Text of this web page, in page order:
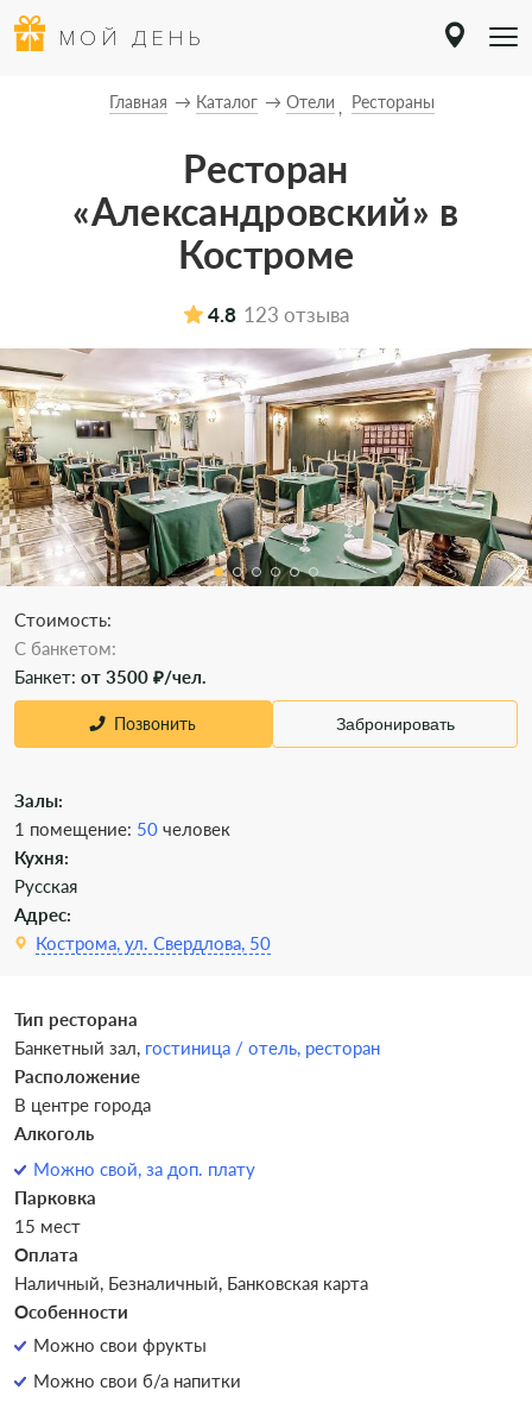
МОЙ ДЕНЬ
Главная Каталог Отели Рестораны
Ресторан
«Александровский» в
Костроме
4.8 123 отзыва
Стоимость:
C банкетом:
Банкет: от 3500 ₽/чел.
Позвонить Забронировать
Залы:
1 помещение: 50 человек
Кухня:
Русская
Адрес:
Кострома, ул. Свердлова, 50
Тип ресторана
Банкетный зал, гостиница / отель, ресторан
Расположение
В центре города
Алкоголь
Можно свой, за доп. плату
Парковка
15 мест
Оплата
Наличный, Безналичный, Банковская карта
Особенности
Можно свои фрукты
Можно свои б/а напитки